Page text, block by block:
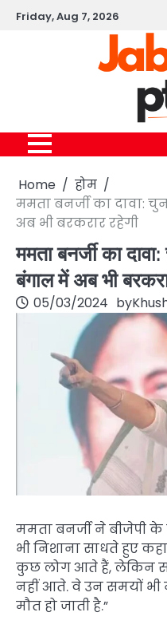
SkipFriday, Aug 7, 2026
Home
होम
ममता बनर्जी का दावा:
अब भी बरकरार रहेगी
ममता बनर्जी का
बंगाल में अब भी
05/03/2024 by
ममता बनर्जी ने बीजेपी
भी निशाना साधते हुए
कुछ लोग आते हैं, लेकिन
नहीं आते. वे उन समयों भी
मौत हो जाती है.”